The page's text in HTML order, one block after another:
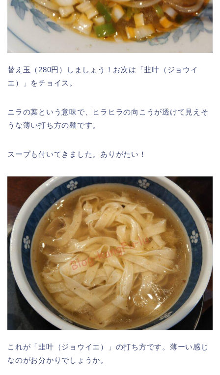
替え玉（280円）しましょう！お次は「韭叶（ジョウイ
エ）」をチョイス。
ニラの葉という意味で、ヒラヒラの向こうが透けて見えそ
うな薄い打ち方の麺です。
スープも付いてきました。ありがたい！
これが「韭叶（ジョウイエ）」の打ち方です。薄ーい感じ
なのがお分かりでしょうか。